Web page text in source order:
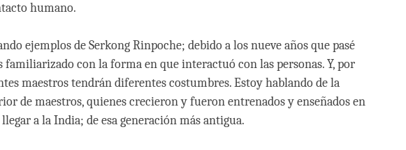
humano.
ejemplos de Serkong Rinpoche; debido a los nueve años que pasé
familiarizado con la forma en que interactuó con las personas. Y, por
maestros tendrán diferentes costumbres. Estoy hablando de la
de maestros, quienes crecieron y fueron entrenados y enseñados en
a la India; de esa generación más antigua.